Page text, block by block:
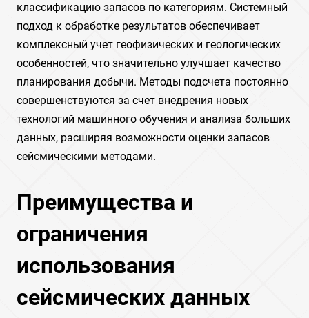
классификацию запасов по категориям. Системный
подход к обработке результатов обеспечивает
комплексный учет геофизических и геологических
особенностей, что значительно улучшает качество
планирования добычи. Методы подсчета постоянно
совершенствуются за счет внедрения новых
технологий машинного обучения и анализа больших
данных, расширяя возможности оценки запасов
сейсмическими методами.
Преимущества и
ограничения
использования
сейсмических данных